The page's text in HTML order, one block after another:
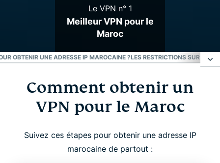
Le VPN n° 1
Meilleur VPN pour le
Maroc
OBTENIR UNE ADRESSE IP MAROCAINE ?LES RESTRICTIONS SUR
Comment obtenir un VPN pour le Maroc
Pourquoi utiliser un serveur VPN pour le Maroc
Téléchargez un VPN pour le Maroc sur tous vos
Comment obtenir un
VPN pour le Maroc
Suivez ces étapes pour obtenir une adresse IP
marocaine de partout :